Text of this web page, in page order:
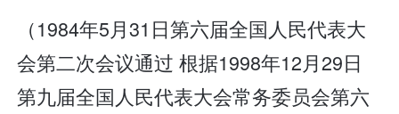
（1984年5月31日第六届全国人民代表大
会第二次会议通过 根据1998年12月29日
第九届全国人民代表大会常务委员会第六